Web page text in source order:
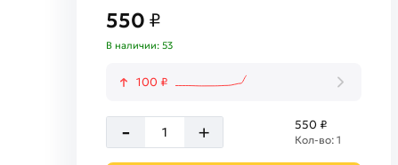
550 ₽
В наличии: 53
100 ₽
- + 550 ₽
Кол-во: 1